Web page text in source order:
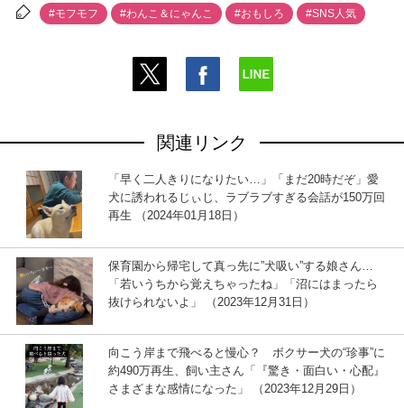
#モフモフ #わんこ＆にゃんこ #おもしろ #SNS人気
関連リンク
「早く二人きりになりたい…」「まだ20時だぞ」愛
犬に誘われるじぃじ、ラブラブすぎる会話が150万回
再生 （2024年01月18日）
保育園から帰宅して真っ先に”犬吸い”する娘さん…
「若いうちから覚えちゃったね」「沼にはまったら
抜けられないよ」 （2023年12月31日）
向こう岸まで飛べると慢心？ ボクサー犬の“珍事”に
約490万再生、飼い主さん「『驚き・面白い・心配』
さまざまな感情になった」 （2023年12月29日）